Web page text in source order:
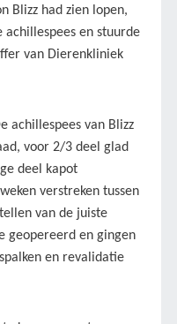
Blizz had zien lopen,
achillespees en stuurde
van Dierenkliniek
achillespees van Blizz
voor 2/3 deel glad
deel kapot
verstreken tussen
van de juiste
geopereerd en gingen
en revalidatie